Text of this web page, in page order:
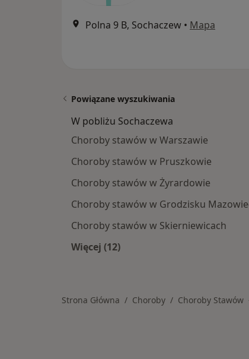
Polna 9 B, Sochaczew • Mapa
Powiązane wyszukiwania
W pobliżu Sochaczewa
Choroby stawów w Warszawie
Choroby stawów w Pruszkowie
Choroby stawów w Żyrardowie
Choroby stawów w Grodzisku
Choroby stawów w Skierniewicach
Więcej (12)
Strona Główna Choroby Choroby Stawów